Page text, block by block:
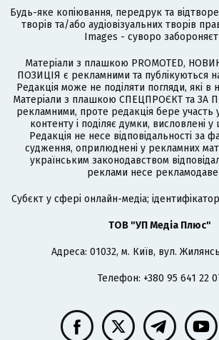
Будь-яке копіювання, передрук та
творів та/або аудіовізуальних творів
Images - суворо
Матеріали з плашкою PROMOTED,
ПОЗИЦІЯ є рекламними та публікуються
Редакція може не поділяти погляди, які в
Матеріали з плашкою СПЕЦПРОЄКТ та ЗА
рекламними, проте редакція бере участь
контенту і поділяє думки, висловлені у
Редакція не несе відповідальності за
судження, оприлюднені у рекламних
українським законодавством
реклами несе
Cубєкт у сфері онлайн-медіа;
ТОВ "УП Медіа Плюс"
Адреса: 01032, м. Київ, вул.
Телефон: +380 95 641 22